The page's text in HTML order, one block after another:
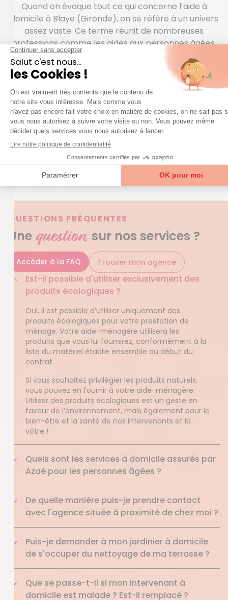
Quand on évoque tout ce qui concerne l’aide à
domicile à Blaye (Gironde), on se réfère à un univers
assez vaste. Ce terme réunit de nombreuses
professions comme les aides aux personnes âgées,
les dames de compagnie, les aides ménagères… Pour
les personnes fragiles, l’intervention de l’aide à
domicile est souvent une étape indispensable pour
un maintien à domicile. Il ne faut pas oublier qu’en
France des aides (renseignez-vous sur l’APA
(Allocation Personnalisée d’Autonomie)) peuvent
vous aider à financer tout ou partie des interventions
d’aide à domicile pour les personnes âgées,
dépendantes ou handicapées. Important à noter
Azaé accepte les règlements par Cesu.
QUESTIONS FRÉQUENTES
Une question sur nos services ?
Accéder à la FAQ Trouver mon agence
Est-il possible d'utiliser exclusivement des
produits écologiques ?
Oui, il est possible d’utiliser uniquement des
produits écologiques pour votre prestation de
ménage. Votre aide-ménagère utilisera les
produits que vous lui fournirez, conformément à la
liste du matériel établie ensemble au début du
contrat.
Si vous souhaitez privilégier les produits naturels,
vous pouvez en fournir à votre aide-ménagère.
Utiliser des produits écologiques est un geste en
faveur de l’environnement, mais également pour le
bien-être et la santé de nos intervenants et la
vôtre !
Quels sont les services à domicile assurés par
Azaé pour les personnes âgées ?
De quelle manière puis-je prendre contact
avec l'agence située à proximité de chez moi ?
Puis-je demander à mon jardinier à domicile
de s'occuper du nettoyage de ma terrasse ?
Que se passe-t-il si mon intervenant à
domicile est malade ? Est-il remplacé ?